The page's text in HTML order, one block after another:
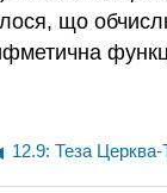
що
12.9: Теза Церква-